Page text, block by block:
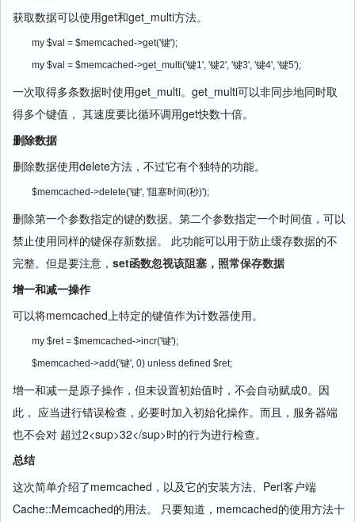
获取数据可以使用get和get_multi方法。
my $val = $memcached->get('键');
my $val = $memcached->get_multi('键1', '键2', '键3', '键4', '键5');
一次取得多条数据时使用get_multi。get_multi可以非同步地同时取
得多个键值， 其速度要比循环调用get快数十倍。
删除数据
删除数据使用delete方法，不过它有个独特的功能。
$memcached->delete('键', '阻塞时间(秒)');
删除第一个参数指定的键的数据。第二个参数指定一个时间值，可以
禁止使用同样的键保存新数据。 此功能可以用于防止缓存数据的不
完整。但是要注意， set函数忽视该阻塞，照常保存数据
增一和减一操作
可以将memcached上特定的键值作为计数器使用。
my $ret = $memcached->incr('键');
$memcached->add('键', 0) unless defined $ret;
增一和减一是原子操作，但未设置初始值时，不会自动赋成0。因
此， 应当进行错误检查，必要时加入初始化操作。而且，服务器端
也不会对 超过2<sup>32</sup>时的行为进行检查。
总结
这次简单介绍了memcached，以及它的安装方法、Perl客户端
Cache::Memcached的用法。 只要知道，memcached的使用方法十